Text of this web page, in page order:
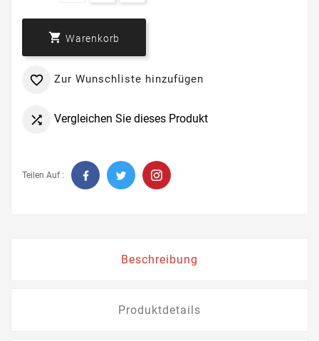
 Warenkorb
 Zur Wunschliste hinzufügen
 Vergleichen Sie dieses Produkt
Teilen Auf :
Beschreibung
Produktdetails